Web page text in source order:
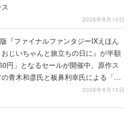
2026年8月10日
『ファイナルファンタジーIXえほん
おじいちゃんと旅立ちの日に』が半額
円」となるセールが開催中。原作ス
の青木和彦氏と板鼻利幸氏による「ビ
2026年8月10日